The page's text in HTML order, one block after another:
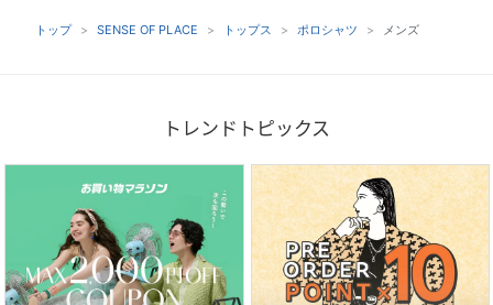
トップ SENSE OF PLACE トップス ポロシャツ メンズ
トレンドトピックス